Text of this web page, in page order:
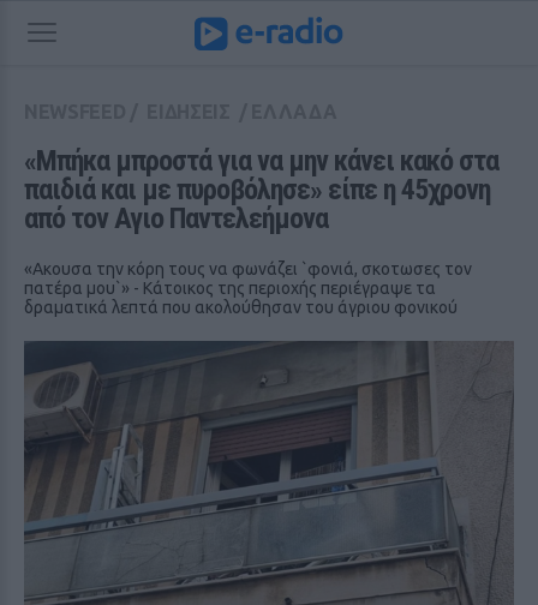
«Μπήκα μπροστά για να μην κάνει κακό στα
παιδιά και με πυροβόλησε» είπε η 45χρονη
από τον Αγιο Παντελεήμονα
«Ακουσα την κόρη τους να φωνάζει `φονιά, σκoτωσες τον
πατέρα μου`» - Κάτοικος της περιοχής περιέγραψε τα
δραματικά λεπτά που ακολούθησαν του άγριου φονικού